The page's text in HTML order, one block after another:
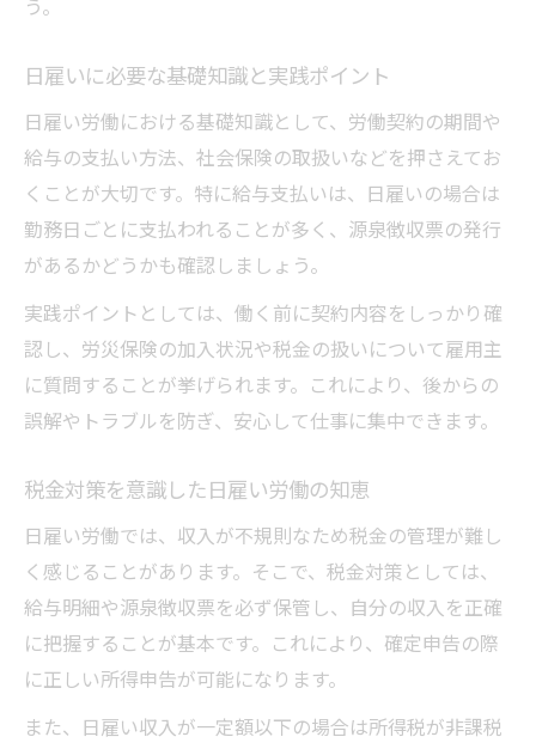
う。
日雇いに必要な基礎知識と実践ポイント
日雇い労働における基礎知識として、労働契約の期間や
給与の支払い方法、社会保険の取扱いなどを押さえてお
くことが大切です。特に給与支払いは、日雇いの場合は
勤務日ごとに支払われることが多く、源泉徴収票の発行
があるかどうかも確認しましょう。
実践ポイントとしては、働く前に契約内容をしっかり確
認し、労災保険の加入状況や税金の扱いについて雇用主
に質問することが挙げられます。これにより、後からの
誤解やトラブルを防ぎ、安心して仕事に集中できます。
税金対策を意識した日雇い労働の知恵
日雇い労働では、収入が不規則なため税金の管理が難し
く感じることがあります。そこで、税金対策としては、
給与明細や源泉徴収票を必ず保管し、自分の収入を正確
に把握することが基本です。これにより、確定申告の際
に正しい所得申告が可能になります。
また、日雇い収入が一定額以下の場合は所得税が非課税